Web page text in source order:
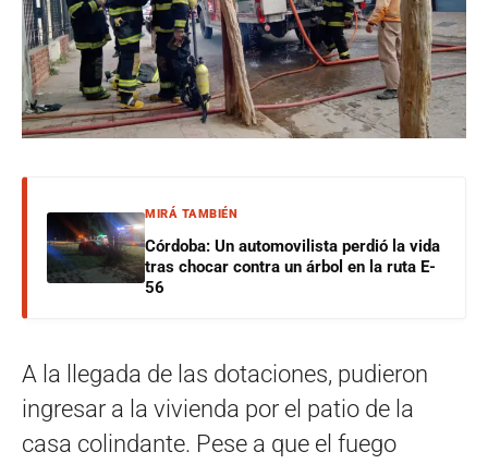
MIRÁ TAMBIÉN
Córdoba: Un automovilista perdió la vida
tras chocar contra un árbol en la ruta E-
56
A la llegada de las dotaciones, pudieron
ingresar a la vivienda por el patio de la
casa colindante. Pese a que el fuego